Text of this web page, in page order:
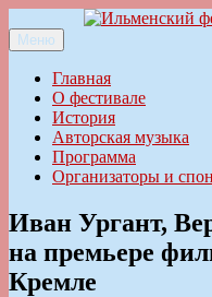
к
содержимому
Ильменский фестиваль
Меню
Главная
О фестивале
История
Авторская музыка
Программа
Организаторы и
Иван Ургант,
на премьере
Кремле